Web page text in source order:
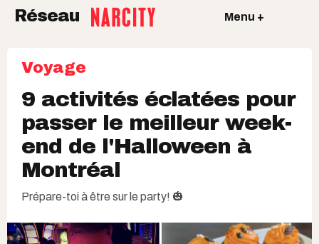
Réseau Menu +
Voyage
9 activités éclatées pour
passer le meilleur week-
end de l'Halloween à
Montréal
Prépare-toi à être sur le party! 🎃